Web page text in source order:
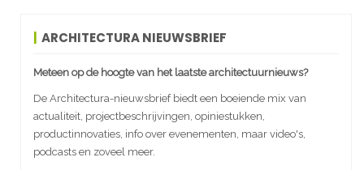
ARCHITECTURA NIEUWSBRIEF
Meteen op de hoogte van het laatste architectuurnieuws?
De Architectura-nieuwsbrief biedt een boeiende mix van
actualiteit, projectbeschrijvingen, opiniestukken,
productinnovaties, info over evenementen, maar video's,
podcasts en zoveel meer.